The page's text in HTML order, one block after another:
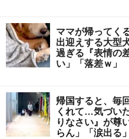
ママが帰ってく
出迎えする大型
過ぎる『表情の
い」「落差ｗ」
帰国すると、毎
くれて…気づい
りなさい』が尊
らん」「涙出る」